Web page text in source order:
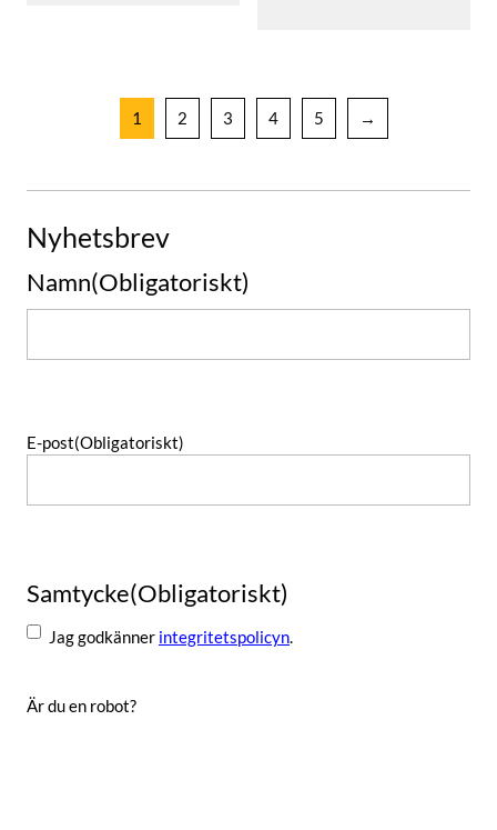
1 2 3 4 5 →
Nyhetsbrev
Namn(Obligatoriskt)
E-post(Obligatoriskt)
Samtycke(Obligatoriskt)
Jag godkänner integritetspolicyn
Är du en robot?